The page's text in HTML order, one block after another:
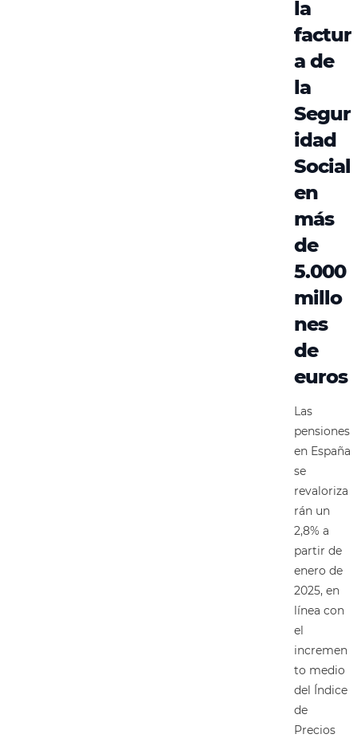
la
factur
a de
la
Segur
idad
Social
en
más
de
5.000
millo
nes
de
euros
Las
pensiones
en España
se
revaloriza
rán un
2,8% a
partir de
enero de
2025, en
línea con
el
incremen
to medio
del Índice
de
Precios